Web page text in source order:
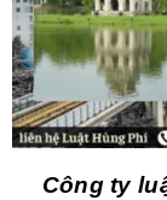
Công ty